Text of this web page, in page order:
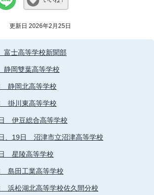
更新日 2026年2月25日
士高等学校新聞部
岡雙葉高等学校
静岡北高等学校
掛川東高等学校
伊豆総合高等学校
、19日 沼津市立沼津高等学校
星陵高等学校
島田工業高等学校
浜松湖北高等学校佐久間分校